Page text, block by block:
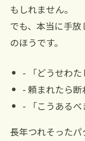
もしれません。
でも、本当に手
のほうです。
- 「どうせわ
- 頼まれたら
- 「こうある
長年つれそった